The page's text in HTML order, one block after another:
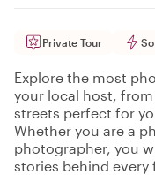
Private Tour
Explore the most
your local host,
streets perfect for
Whether you are a
photographer, you
stories behind every